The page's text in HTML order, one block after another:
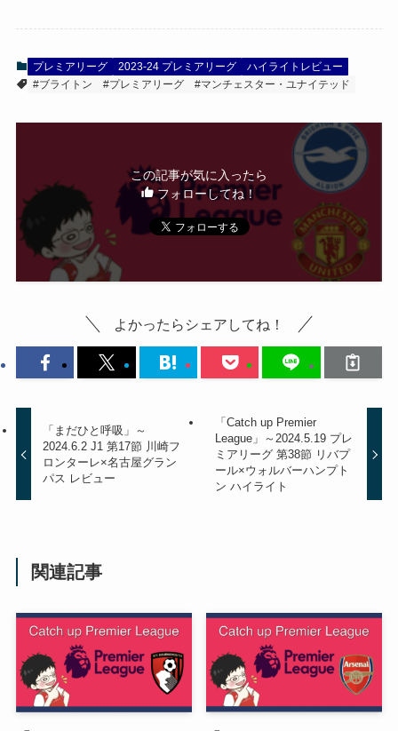
プレミアリーグ 2023-24 プレミアリーグ
ハイライトレビュー
#ブライトン
#プレミアリーグ #マンチェスター・ユナイテッド
この記事が気に入ったら
フォローしてね！
よかったらシェアしてね！
「まだひと呼吸」～
2024.6.2 J1 第17節 川崎フ
ロンターレ×名古屋グラン
パス レビュー
「Catch up Premier
League」～2024.5.19 プレ
ミアリーグ 第38節 リバプ
ール×ウォルバーハンプト
ン ハイライト
関連記事